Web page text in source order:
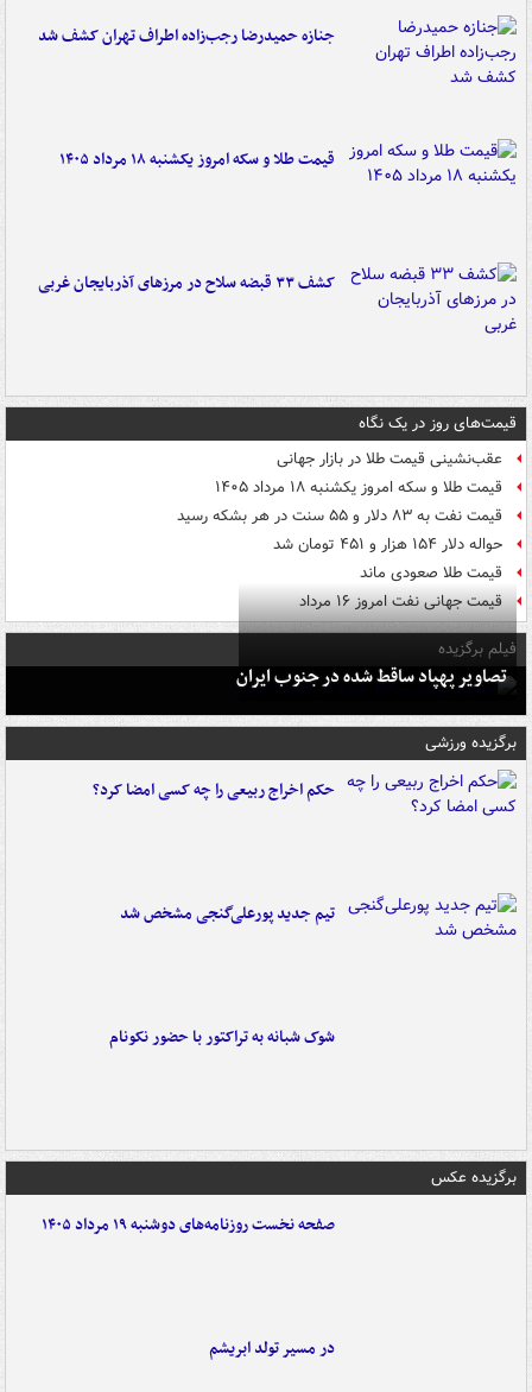
جنازه حمیدرضا رجب‌زاده اطراف تهران کشف شد
قیمت طلا و سکه امروز یکشنبه ۱۸ مرداد ۱۴۰۵
کشف ۳۳ قبضه سلاح در مرزهای آذربایجان غربی
قیمت‌های روز در یک نگاه
عقب‌نشینی قیمت طلا در بازار جهانی
قیمت طلا و سکه امروز یکشنبه ۱۸ مرداد ۱۴۰۵
قیمت نفت به ۸۳ دلار و ۵۵ سنت در هر بشکه رسید
حواله دلار ۱۵۴ هزار و ۴۵۱ تومان شد
قیمت طلا صعودی ماند
قیمت جهانی نفت امروز ۱۶ مرداد
فیلم برگزیده
تصاویر پهپاد ساقط شده در جنوب ایران
برگزیده ورزشی
حکم اخراج ربیعی را چه کسی امضا کرد؟
تیم جدید پورعلی‌گنجی مشخص شد
شوک شبانه به تراکتور با حضور نکونام
برگزیده عکس
صفحه نخست روزنامه‌های دوشنبه ۱۹ مرداد ۱۴۰۵
در مسیر تولد ابریشم